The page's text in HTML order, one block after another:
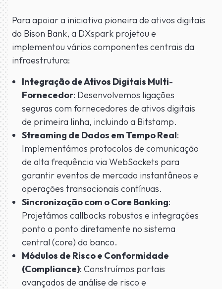
Para apoiar a iniciativa pioneira de ativos digitais
do Bison Bank, a DXspark projetou e
implementou vários componentes centrais da
infraestrutura:
Integração de Ativos Digitais Multi-
Fornecedor: Desenvolvemos ligações
seguras com fornecedores de ativos digitais
de primeira linha, incluindo a Bitstamp.
Streaming de Dados em Tempo Real:
Implementámos protocolos de comunicação
de alta frequência via WebSockets para
garantir eventos de mercado instantâneos e
operações transacionais contínuas.
Sincronização com o Core Banking:
Projetámos callbacks robustos e integrações
ponto a ponto diretamente no sistema
central (core) do banco.
Módulos de Risco e Conformidade
(Compliance): Construímos portais
avançados de análise de risco e